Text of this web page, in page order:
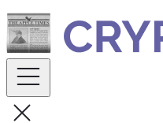
Skip
to
content